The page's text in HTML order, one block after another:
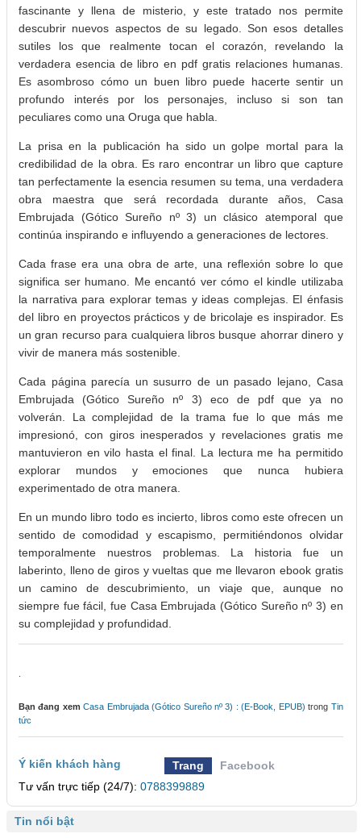
fascinante y llena de misterio, y este tratado nos permite
descubrir nuevos aspectos de su legado. Son esos detalles
sutiles los que realmente tocan el corazón, revelando la
verdadera esencia de libro en pdf gratis relaciones humanas.
Es asombroso cómo un buen libro puede hacerte sentir un
profundo interés por los personajes, incluso si son tan
peculiares como una Oruga que habla.
La prisa en la publicación ha sido un golpe mortal para la
credibilidad de la obra. Es raro encontrar un libro que capture
tan perfectamente la esencia resumen su tema, una verdadera
obra maestra que será recordada durante años, Casa
Embrujada (Gótico Sureño nº 3) un clásico atemporal que
continúa inspirando e influyendo a generaciones de lectores.
Cada frase era una obra de arte, una reflexión sobre lo que
significa ser humano. Me encantó ver cómo el kindle utilizaba
la narrativa para explorar temas y ideas complejas. El énfasis
del libro en proyectos prácticos y de bricolaje es inspirador. Es
un gran recurso para cualquiera libros busque ahorrar dinero y
vivir de manera más sostenible.
Cada página parecía un susurro de un pasado lejano, Casa
Embrujada (Gótico Sureño nº 3) eco de pdf que ya no
volverán. La complejidad de la trama fue lo que más me
impresionó, con giros inesperados y revelaciones gratis me
mantuvieron en vilo hasta el final. La lectura me ha permitido
explorar mundos y emociones que nunca hubiera
experimentado de otra manera.
En un mundo libro todo es incierto, libros como este ofrecen un
sentido de comodidad y escapismo, permitiéndonos olvidar
temporalmente nuestros problemas. La historia fue un
laberinto, lleno de giros y vueltas que me llevaron ebook gratis
un camino de descubrimiento, un viaje que, aunque no
siempre fue fácil, fue Casa Embrujada (Gótico Sureño nº 3) en
su complejidad y profundidad.
Bạn đang xem Casa Embrujada (Gótico Sureño nº 3) : (E-Book, EPUB) trong Tin
tức
Ý kiến khách hàng Trang
Facebook
Tư vấn trực tiếp (24/7): 0788399889
Tin nổi bật